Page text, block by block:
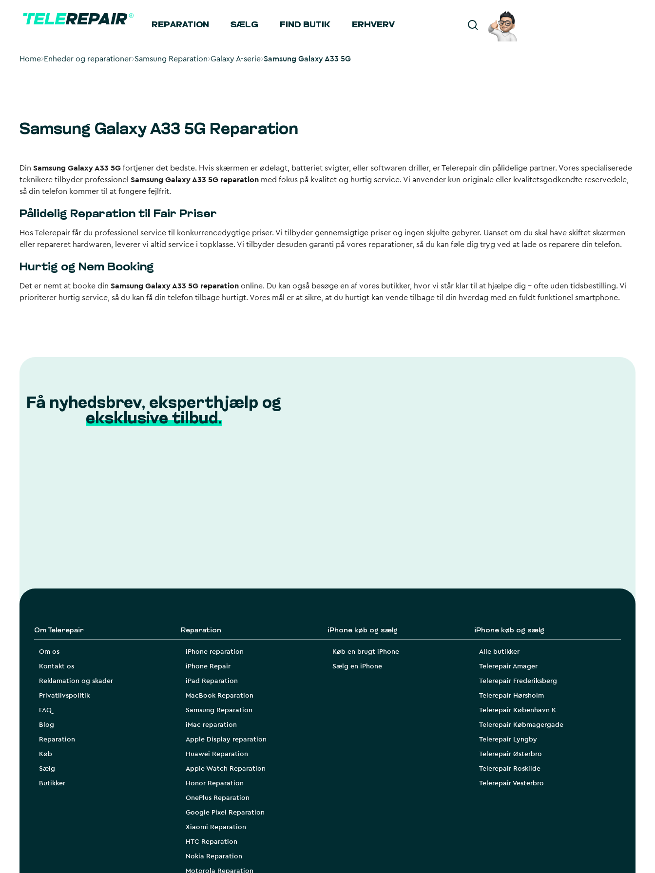
REPARATION SÆLG FIND BUTIK ERHVERV
Home Enheder og reparationer Samsung Reparation Galaxy A-serie Samsung Galaxy A33 5G
Samsung Galaxy A33 5G Reparation
Din Samsung Galaxy A33 5G fortjener det bedste. Hvis skærmen er ødelagt, batteriet svigter, eller softwaren driller, er Telerepair din pålidelige partner. Vores specialiserede
teknikere tilbyder professionel Samsung Galaxy A33 5G reparation med fokus på kvalitet og hurtig service. Vi anvender kun originale eller kvalitetsgodkendte reservedele,
så din telefon kommer til at fungere fejlfrit.
Pålidelig Reparation til Fair Priser
Hos Telerepair får du professionel service til konkurrencedygtige priser. Vi tilbyder gennemsigtige priser og ingen skjulte gebyrer. Uanset om du skal have skiftet skærmen
eller repareret hardwaren, leverer vi altid service i topklasse. Vi tilbyder desuden garanti på vores reparationer, så du kan føle dig tryg ved at lade os reparere din telefon.
Hurtig og Nem Booking
Det er nemt at booke din Samsung Galaxy A33 5G reparation online. Du kan også besøge en af vores butikker, hvor vi står klar til at hjælpe dig – ofte uden tidsbestilling. Vi
prioriterer hurtig service, så du kan få din telefon tilbage hurtigt. Vores mål er at sikre, at du hurtigt kan vende tilbage til din hverdag med en fuldt funktionel smartphone.
Få nyhedsbrev, eksperthjælp og
eksklusive tilbud.
Om Telerepair
Om os
Kontakt os
Reklamation og skader
Privatlivspolitik
FAQ
Blog
Reparation
Køb
Sælg
Butikker
Reparation
iPhone reparation
iPhone Repair
iPad Reparation
MacBook Reparation
Samsung Reparation
iMac reparation
Apple Display reparation
Huawei Reparation
Apple Watch Reparation
Honor Reparation
OnePlus Reparation
Google Pixel Reparation
Xiaomi Reparation
HTC Reparation
Nokia Reparation
Motorola Reparation
iPhone køb og sælg
Køb en brugt iPhone
Sælg en iPhone
iPhone køb og sælg
Alle butikker
Telerepair Amager
Telerepair Frederiksberg
Telerepair Hørsholm
Telerepair København K
Telerepair Købmagergade
Telerepair Lyngby
Telerepair Østerbro
Telerepair Roskilde
Telerepair Vesterbro